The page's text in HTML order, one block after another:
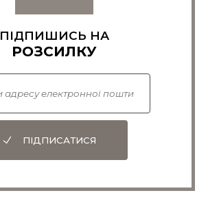
ПІДПИШИСЬ НА
РОЗСИЛКУ
ПІДПИСАТИСЯ